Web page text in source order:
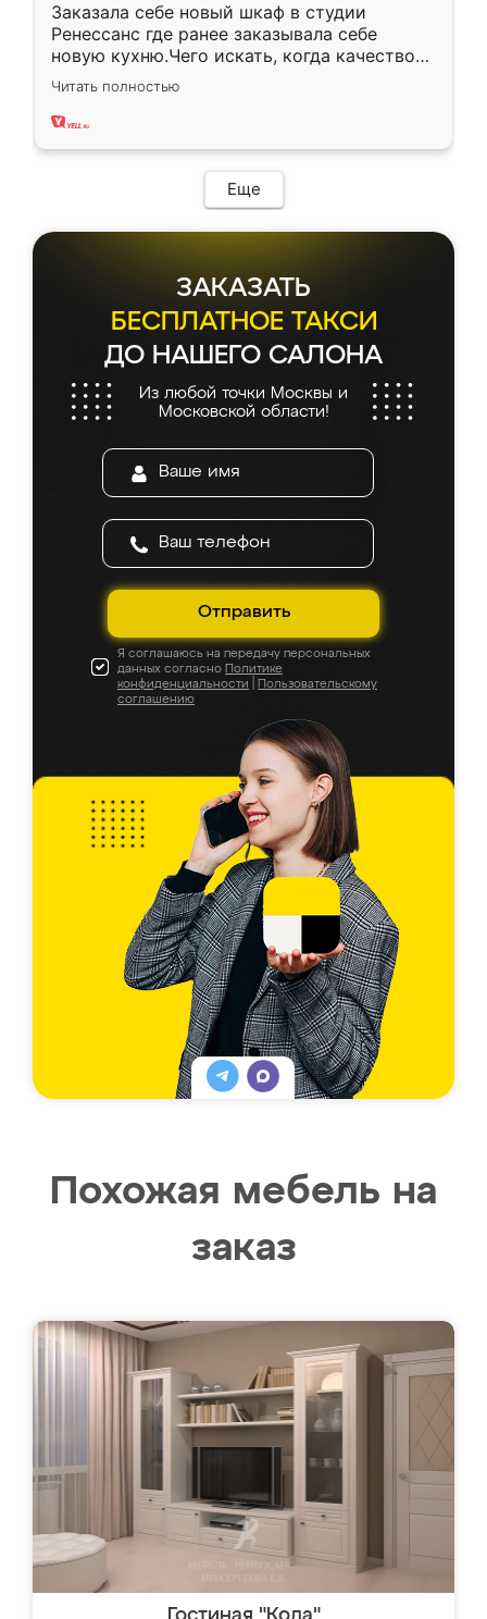
Заказала себе новый шкаф в студии
Ренессанс где ранее заказывала себе
новую кухню.Чего искать, когда качеством
вполне довольна. Служит кухня уже почти
два года, нареканий нет.
Читать полностью
Еще
ЗАКАЗАТЬ
БЕСПЛАТНОЕ ТАКСИ
ДО НАШЕГО САЛОНА
Из любой точки Москвы и
Московской области!
Отправить
Я соглашаюсь на передачу персональных
данных согласно Политике
конфиденциальности
Пользовательскому
соглашению
Похожая мебель на
заказ